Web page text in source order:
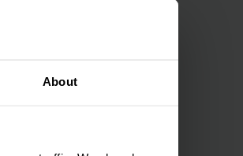
About
con
y calidad.
de forma